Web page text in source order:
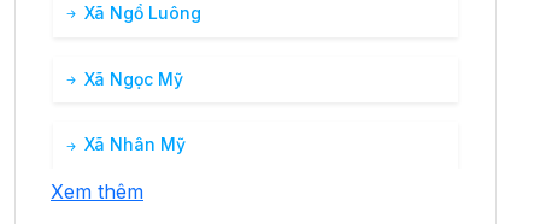
Xã Ngổ Luông
Xã Ngọc Mỹ
Xã Nhân Mỹ
Xem thêm